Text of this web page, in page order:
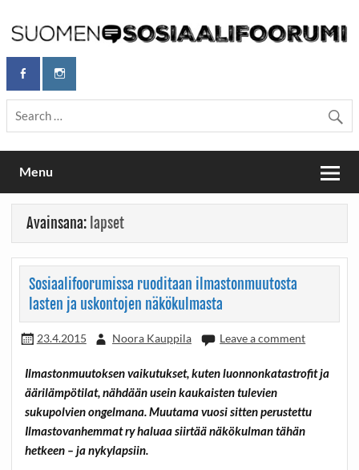
content
Maailmanparannuspäivät / Suomen
Sosiaalifoorumi
Maailmanparannuspäivät Lapinlahden Lähteellä, Helsingissä
26.–27.9.2026
Menu
Avainsana: lapset
Sosiaalifoorumissa ruoditaan ilmastonmuutosta
lasten ja uskontojen näkökulmasta
23.4.2015 Noora Kauppila Leave a comment
Ilmastonmuutoksen vaikutukset, kuten luonnonkatastrofit ja
äärilämpötilat, nähdään usein kaukaisten tulevien
sukupolvien ongelmana. Muutama vuosi sitten perustettu
Ilmastovanhemmat ry haluaa siirtää näkökulman tähän
hetkeen – ja nykylapsiin.